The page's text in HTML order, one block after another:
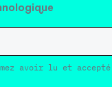
avoir lu et